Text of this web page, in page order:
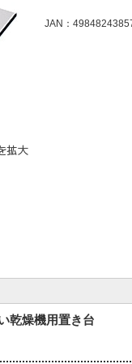
JAN：
乾燥機用置き台